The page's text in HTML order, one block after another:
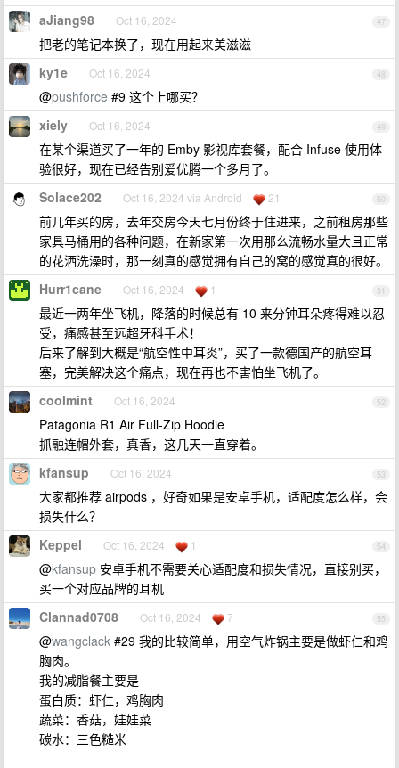
47
aJiang98 Oct 16, 2024
把老的笔记本换了，现在用起来美滋滋
48
ky1e Oct 16, 2024
@pushforce #9 这个上哪买？
49
xiely Oct 16, 2024
在某个渠道买了一年的 Emby 影视库套餐，配合 Infuse 使用体
验很好，现在已经告别爱优腾一个多月了。
50
Solace202 Oct 16, 2024 via Android 21
前几年买的房，去年交房今天七月份终于住进来，之前租房那些
家具马桶用的各种问题，在新家第一次用那么流畅水量大且正常
的花洒洗澡时，那一刻真的感觉拥有自己的窝的感觉真的很好。
51
Hurr1cane Oct 16, 2024 1
最近一两年坐飞机，降落的时候总有 10 来分钟耳朵疼得难以忍
受，痛感甚至远超牙科手术！
后来了解到大概是“航空性中耳炎”，买了一款德国产的航空耳
塞，完美解决这个痛点，现在再也不害怕坐飞机了。
52
coolmint Oct 16, 2024
Patagonia R1 Air Full-Zip Hoodie
抓融连帽外套，真香，这几天一直穿着。
53
kfansup Oct 16, 2024
大家都推荐 airpods ，好奇如果是安卓手机，适配度怎么样，会
损失什么？
54
Keppel Oct 16, 2024 1
@kfansup 安卓手机不需要关心适配度和损失情况，直接别买，
买一个对应品牌的耳机
55
Clannad0708 Oct 16, 2024 7
@wangclack #29 我的比较简单，用空气炸锅主要是做虾仁和鸡
胸肉。
我的减脂餐主要是
蛋白质：虾仁，鸡胸肉
蔬菜：香菇，娃娃菜
碳水：三色糙米